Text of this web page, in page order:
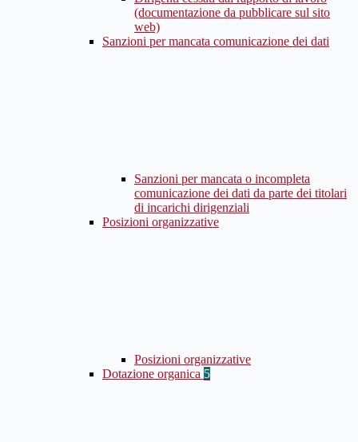
(documentazione da pubblicare sul sito
web)
Sanzioni per mancata comunicazione dei dati
Sanzioni per mancata o incompleta
comunicazione dei dati da parte dei titolari
di incarichi dirigenziali
Posizioni organizzative
Posizioni organizzative
Dotazione organica 5